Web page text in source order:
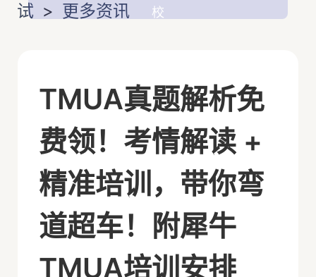
校
试 > 更多资讯
TMUA真题解析免
费领！考情解读 +
精准培训，带你弯
道超车！附犀牛
TMUA培训安排